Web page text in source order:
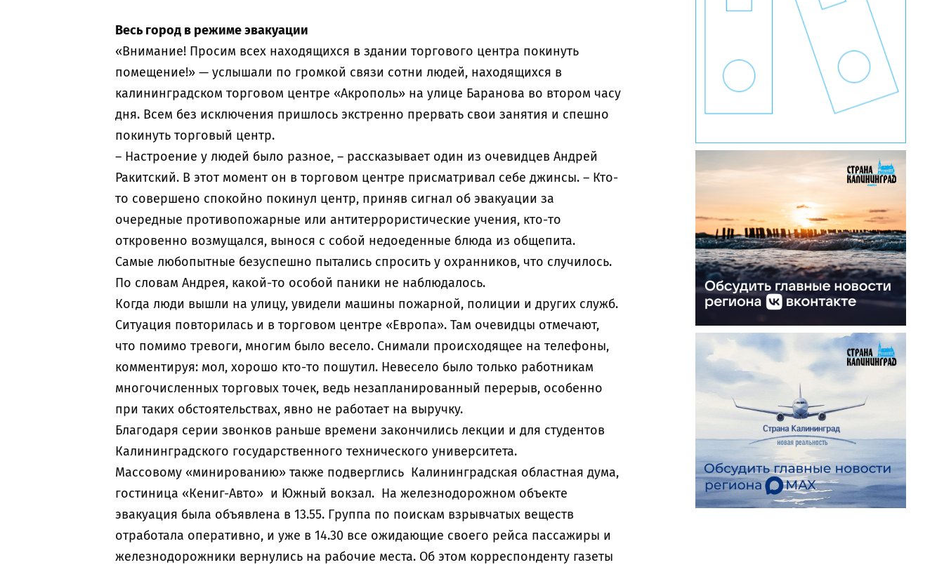
Весь город в режиме эвакуации
«Внимание! Просим всех находящихся в здании торгового центра покинуть
помещение!» — услышали по громкой связи сотни людей, находящихся в
калининградском торговом центре «Акрополь» на улице Баранова во втором часу
дня. Всем без исключения пришлось экстренно прервать свои занятия и спешно
покинуть торговый центр.
– Настроение у людей было разное, – рассказывает один из очевидцев Андрей
Ракитский. В этот момент он в торговом центре присматривал себе джинсы. – Кто-
то совершено спокойно покинул центр, приняв сигнал об эвакуации за
очередные противопожарные или антитеррористические учения, кто-то
откровенно возмущался, вынося с собой недоеденные блюда из общепита.
Самые любопытные безуспешно пытались спросить у охранников, что случилось.
По словам Андрея, какой-то особой паники не наблюдалось.
Когда люди вышли на улицу, увидели машины пожарной, полиции и других служб.
Ситуация повторилась и в торговом центре «Европа». Там очевидцы отмечают,
что помимо тревоги, многим было весело. Снимали происходящее на телефоны,
комментируя: мол, хорошо кто-то пошутил. Невесело было только работникам
многочисленных торговых точек, ведь незапланированный перерыв, особенно
при таких обстоятельствах, явно не работает на выручку.
Благодаря серии звонков раньше времени закончились лекции и для студентов
Калининградского государственного технического университета.
Массовому «минированию» также подверглись Калининградская областная дума,
гостиница «Кениг-Авто» и Южный вокзал. На железнодорожном объекте
эвакуация была объявлена в 13.55. Группа по поискам взрывчатых веществ
отработала оперативно, и уже в 14.30 все ожидающие своего рейса пассажиры и
железнодорожники вернулись на рабочие места. Об этом корреспонденту газеты